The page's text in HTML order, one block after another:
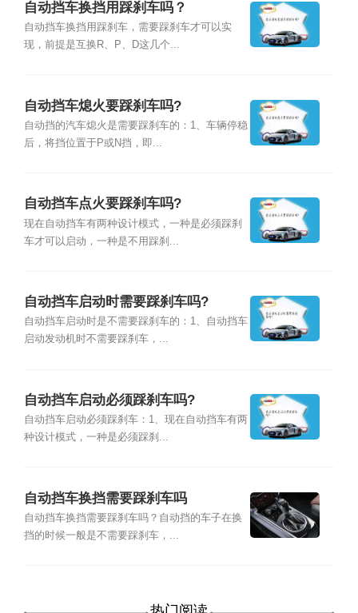
自动挡车换挡用踩刹车吗？
自动挡车换挡用踩刹车，需要踩刹车才可以实
现，前提是互换R、P、D这几个...
自动挡车熄火要踩刹车吗?
自动挡的汽车熄火是需要踩刹车的：1、车辆停稳
后，将挡位置于P或N挡，即...
自动挡车点火要踩刹车吗?
现在自动挡车有两种设计模式，一种是必须踩刹
车才可以启动，一种是不用踩刹...
自动挡车启动时需要踩刹车吗?
自动挡车启动时是不需要踩刹车的：1、自动挡车
启动发动机时不需要踩刹车，...
自动挡车启动必须踩刹车吗?
自动挡车启动必须踩刹车：1、现在自动挡车有两
种设计模式，一种是必须踩刹...
自动挡车换挡需要踩刹车吗
自动挡车换挡需要踩刹车吗？自动挡的车子在换
挡的时候一般是不需要踩刹车，...